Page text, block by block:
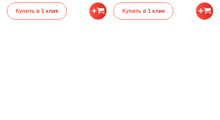
Купить в 1 клик Купить в 1 клик